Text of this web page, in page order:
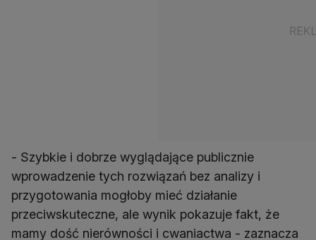
- Szybkie i dobrze wyglądające publicznie
wprowadzenie tych rozwiązań bez analizy i
przygotowania mogłoby mieć działanie
przeciwskuteczne, ale wynik pokazuje fakt, że
mamy dość nierówności i cwaniactwa - zaznacza